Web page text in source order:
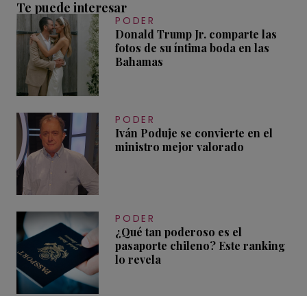
Te puede interesar
PODER
Donald Trump Jr. comparte las
fotos de su íntima boda en las
Bahamas
PODER
Iván Poduje se convierte en el
ministro mejor valorado
PODER
¿Qué tan poderoso es el
pasaporte chileno? Este ranking
lo revela